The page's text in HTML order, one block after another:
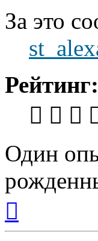
За это
Рейтинг:
Один
началу